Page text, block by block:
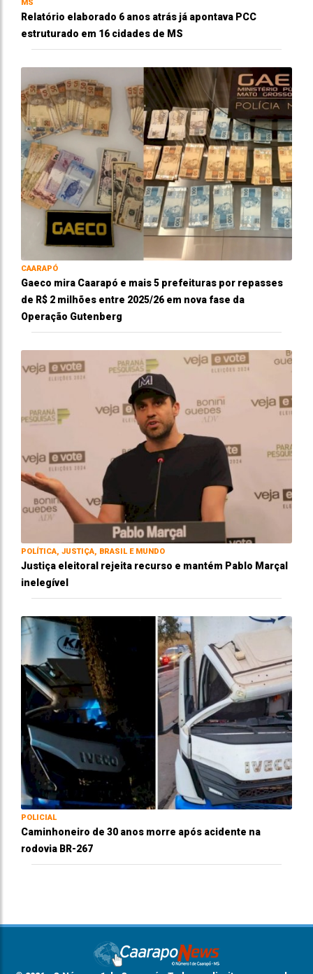
MS
Relatório elaborado 6 anos atrás já apontava PCC
estruturado em 16 cidades de MS
CAARAPÓ
Gaeco mira Caarapó e mais 5 prefeituras por repasses
de R$ 2 milhões entre 2025/26 em nova fase da
Operação Gutenberg
POLÍTICA, JUSTIÇA, BRASIL E MUNDO
Justiça eleitoral rejeita recurso e mantém Pablo Marçal
inelegível
POLICIAL
Caminhoneiro de 30 anos morre após acidente na
rodovia BR-267